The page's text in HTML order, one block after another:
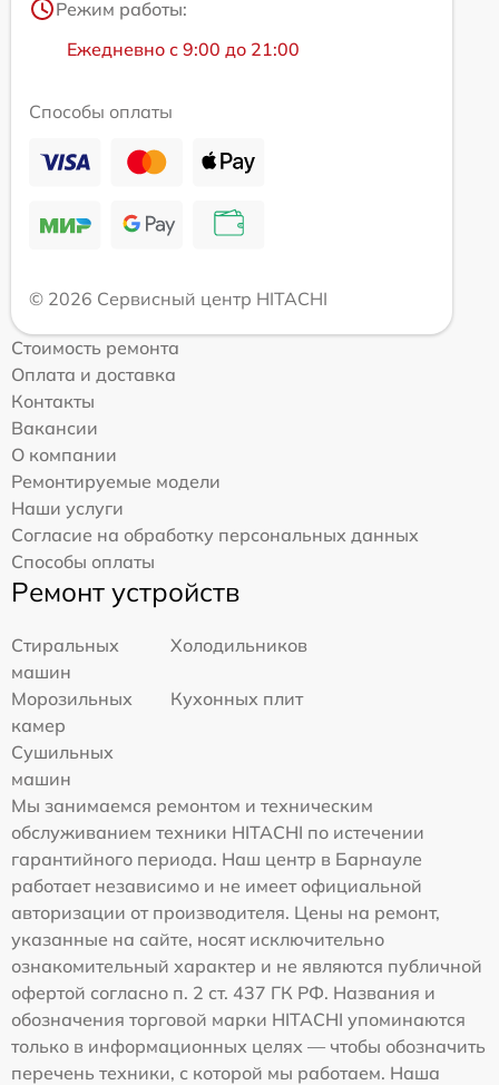
Режим работы:
Ежедневно с 9:00 до 21:00
Способы оплаты
© 2026 Сервисный центр HITACHI
Стоимость ремонта
Оплата и доставка
Контакты
Вакансии
О компании
Ремонтируемые модели
Наши услуги
Согласие на обработку персональных данных
Способы оплаты
Ремонт устройств
Стиральных
машин
Холодильников
Морозильных
камер
Кухонных плит
Сушильных
машин
Мы занимаемся ремонтом и техническим
обслуживанием техники HITACHI по истечении
гарантийного периода. Наш центр в Барнауле
работает независимо и не имеет официальной
авторизации от производителя. Цены на ремонт,
указанные на сайте, носят исключительно
ознакомительный характер и не являются публичной
офертой согласно п. 2 ст. 437 ГК РФ. Названия и
обозначения торговой марки HITACHI упоминаются
только в информационных целях — чтобы обозначить
перечень техники, с которой мы работаем. Наша